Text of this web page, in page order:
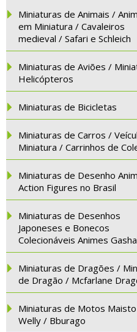
Miniaturas de Animais /
em Miniatura / Cavaleiros
medieval / Safari e Schleich
Miniaturas de Aviões /
Helicópteros
Miniaturas de Bicicletas
Miniaturas de Carros /
Miniatura / Carrinhos de
Miniaturas de Desenho
Action Figures no Brasil
Miniaturas de Desenhos
Japoneses e Bonecos
Colecionáveis Animes
Miniaturas de Dragões /
de Dragão / Mcfarlane
Miniaturas de Motos
Welly / Bburago